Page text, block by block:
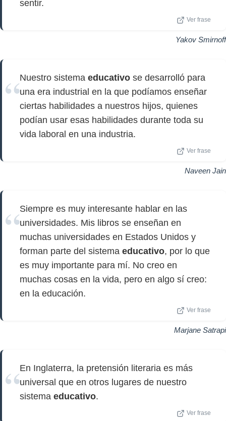
sentir.
Ver frase
Yakov Smirnoff
Nuestro sistema educativo se desarrolló para
una era industrial en la que podíamos enseñar
ciertas habilidades a nuestros hijos, quienes
podían usar esas habilidades durante toda su
vida laboral en una industria.
Ver frase
Naveen Jain
Siempre es muy interesante hablar en las
universidades. Mis libros se enseñan en
muchas universidades en Estados Unidos y
forman parte del sistema educativo, por lo que
es muy importante para mí. No creo en
muchas cosas en la vida, pero en algo sí creo:
en la educación.
Ver frase
Marjane Satrapi
En Inglaterra, la pretensión literaria es más
universal que en otros lugares de nuestro
sistema educativo.
Ver frase